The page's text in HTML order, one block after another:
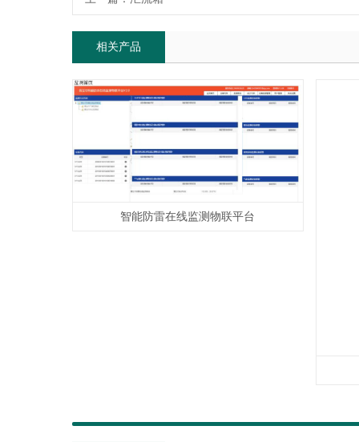
相关产品
智能防雷在线监测物联平台